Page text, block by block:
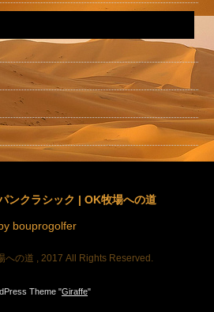
ンクラシック | OK牧場への道
bouprogolfer
の道 , 2017 All Rights Reserved.
Theme "Giraffe"